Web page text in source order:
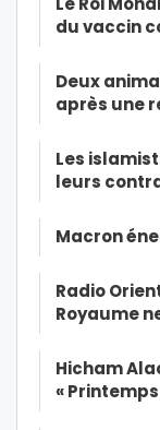
du vaccin
Deux
après une
Les
leurs
Macron
Radio
Royaume
Hicham
«